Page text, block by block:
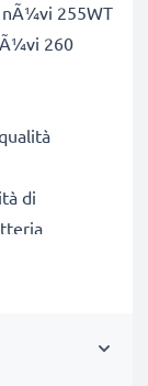
255WT
260
di
reale di